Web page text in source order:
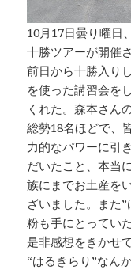
10月17日曇り曜日
十勝ツアーが開催
前日から十勝入り
を使った講習会を
くれた。森本さん
総勢18名ほどで、
力的なパワーに引
だいたこと、本当
族にまでお土産を
ざいました。また
粉も手にとってい
是非感想をきかせ
“はるきらり”なん